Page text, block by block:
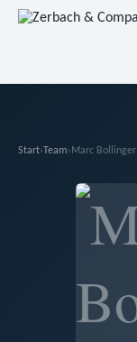
Start›Team› Marc Bollinger